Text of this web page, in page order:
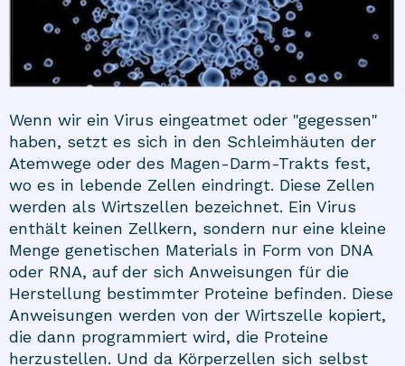
Wenn wir ein Virus eingeatmet oder "gegessen"
haben, setzt es sich in den Schleimhäuten der
Atemwege oder des Magen-Darm-Trakts fest,
wo es in lebende Zellen eindringt. Diese Zellen
werden als Wirtszellen bezeichnet. Ein Virus
enthält keinen Zellkern, sondern nur eine kleine
Menge genetischen Materials in Form von DNA
oder RNA, auf der sich Anweisungen für die
Herstellung bestimmter Proteine befinden. Diese
Anweisungen werden von der Wirtszelle kopiert,
die dann programmiert wird, die Proteine
herzustellen. Und da Körperzellen sich selbst